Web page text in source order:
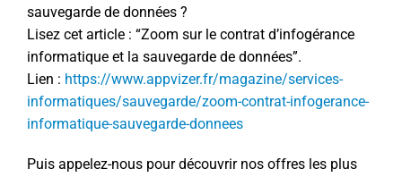
sauvegarde de données ?
Lisez cet article : “Zoom sur le contrat d’infogérance
informatique et la sauvegarde de données”.
Lien : https://www.appvizer.fr/magazine/services-
informatiques/sauvegarde/zoom-contrat-infogerance-
informatique-sauvegarde-donnees
Puis appelez-nous pour découvrir nos offres les plus